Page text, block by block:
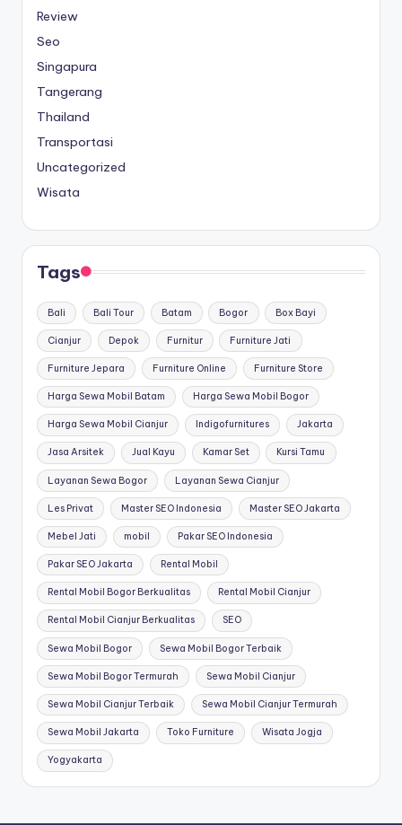
Review
Seo
Singapura
Tangerang
Thailand
Transportasi
Uncategorized
Wisata
Tags
Bali Bali Tour Batam Bogor Box Bayi
Cianjur Depok Furnitur Furniture Jati
Furniture Jepara Furniture Online Furniture Store
Harga Sewa Mobil Batam Harga Sewa Mobil Bogor
Harga Sewa Mobil Cianjur Indigofurnitures Jakarta
Jasa Arsitek Jual Kayu Kamar Set Kursi Tamu
Layanan Sewa Bogor Layanan Sewa Cianjur
Les Privat Master SEO Indonesia Master SEO Jakarta
Mebel Jati mobil Pakar SEO Indonesia
Pakar SEO Jakarta Rental Mobil
Rental Mobil Bogor Berkualitas Rental Mobil Cianjur
Rental Mobil Cianjur Berkualitas SEO
Sewa Mobil Bogor Sewa Mobil Bogor Terbaik
Sewa Mobil Bogor Termurah Sewa Mobil Cianjur
Sewa Mobil Cianjur Terbaik Sewa Mobil Cianjur Termurah
Sewa Mobil Jakarta Toko Furniture Wisata Jogja
Yogyakarta